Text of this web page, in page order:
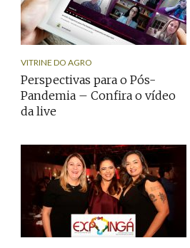
VITRINE DO AGRO
Perspectivas para o Pós-
Pandemia – Confira o vídeo
da live